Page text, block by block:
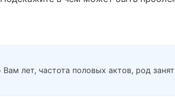
лет, частота половых актов, род